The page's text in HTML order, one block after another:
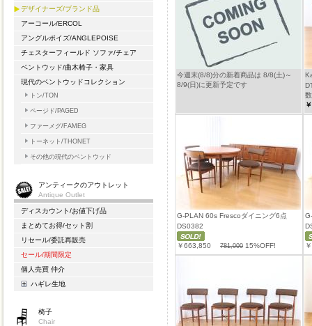
デザイナーズ/ブランド品
アーコール/ERCOL
アングルポイズ/ANGLEPOISE
チェスターフィールド ソファ/チェア
ベントウッド/曲木椅子・家具
現代のベントウッドコレクション
トン/TON
ページド/PAGED
ファーメグ/FAMEG
トーネット/THONET
その他の現代のベントウッド
アンティークのアウトレット
Antique Outlet
ディスカウント/お値下げ品
まとめてお得/セット割
リセール/委託再販売
セール/期間限定
個人売買 仲介
ハギレ生地
椅子
Chair
今週末(8/8)分の新着商品は 8/8(土)～
8/9(日)に更新予定です
G-PLAN 60s Frescoダイニング6点
DS0382
￥663,850 781,000 15%OFF!